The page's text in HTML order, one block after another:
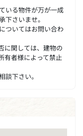
いる物件が万が一成
下さいませ。
ついてはお問い合わ
に関しては、建物の
有者様によって禁止
談下さい。